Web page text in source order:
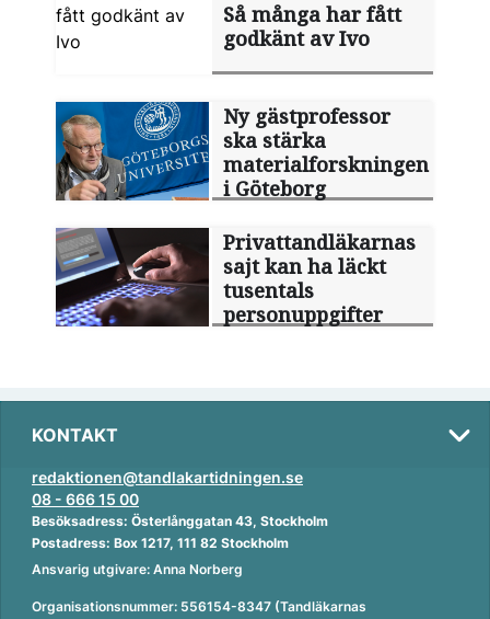
Så många har fått
godkänt av Ivo
Ny gästprofessor
ska stärka
materialforskningen
i Göteborg
Privattandläkarnas
sajt kan ha läckt
tusentals
personuppgifter
KONTAKT
redaktionen@tandlakartidningen.se
08 - 666 15 00
Besöksadress: Österlånggatan 43, Stockholm
Postadress: Box 1217, 111 82 Stockholm
Ansvarig utgivare: Anna Norberg
Organisationsnummer: 556154-8347 (Tandläkarnas